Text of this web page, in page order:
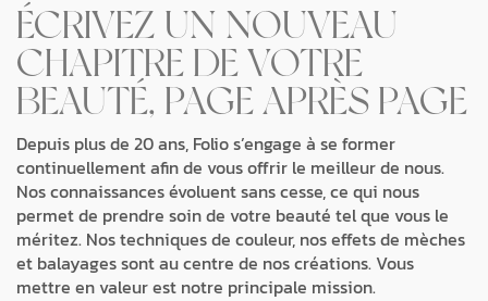
ÉCRIVEZ UN NOUVEAU
CHAPITRE DE VOTRE
BEAUTÉ, PAGE APRÈS PAGE
Depuis plus de 20 ans, Folio s’engage à se former
continuellement afin de vous offrir le meilleur de nous.
Nos connaissances évoluent sans cesse, ce qui nous
permet de prendre soin de votre beauté tel que vous le
méritez. Nos techniques de couleur, nos effets de mèches
et balayages sont au centre de nos créations. Vous
mettre en valeur est notre principale mission.